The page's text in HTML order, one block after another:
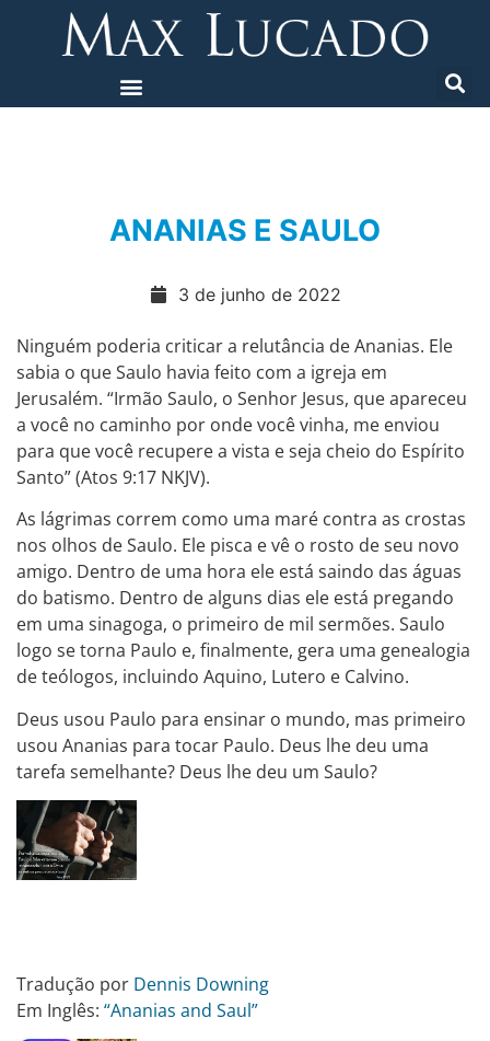
ANANIAS E SAULO
3 de junho de 2022
Ninguém poderia criticar a relutância de Ananias. Ele
sabia o que Saulo havia feito com a igreja em
Jerusalém. “Irmão Saulo, o Senhor Jesus, que apareceu
a você no caminho por onde você vinha, me enviou
para que você recupere a vista e seja cheio do Espírito
Santo” (Atos 9:17 NKJV).
As lágrimas correm como uma maré contra as crostas
nos olhos de Saulo. Ele pisca e vê o rosto de seu novo
amigo. Dentro de uma hora ele está saindo das águas
do batismo. Dentro de alguns dias ele está pregando
em uma sinagoga, o primeiro de mil sermões. Saulo
logo se torna Paulo e, finalmente, gera uma genealogia
de teólogos, incluindo Aquino, Lutero e Calvino.
Deus usou Paulo para ensinar o mundo, mas primeiro
usou Ananias para tocar Paulo. Deus lhe deu uma
tarefa semelhante? Deus lhe deu um Saulo?
Tradução por Dennis Downing
Em Inglês: “Ananias and Saul”